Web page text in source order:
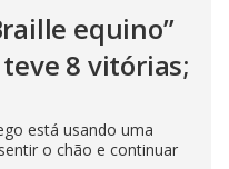
equino”
8 vitórias;
está usando uma
o chão e continuar